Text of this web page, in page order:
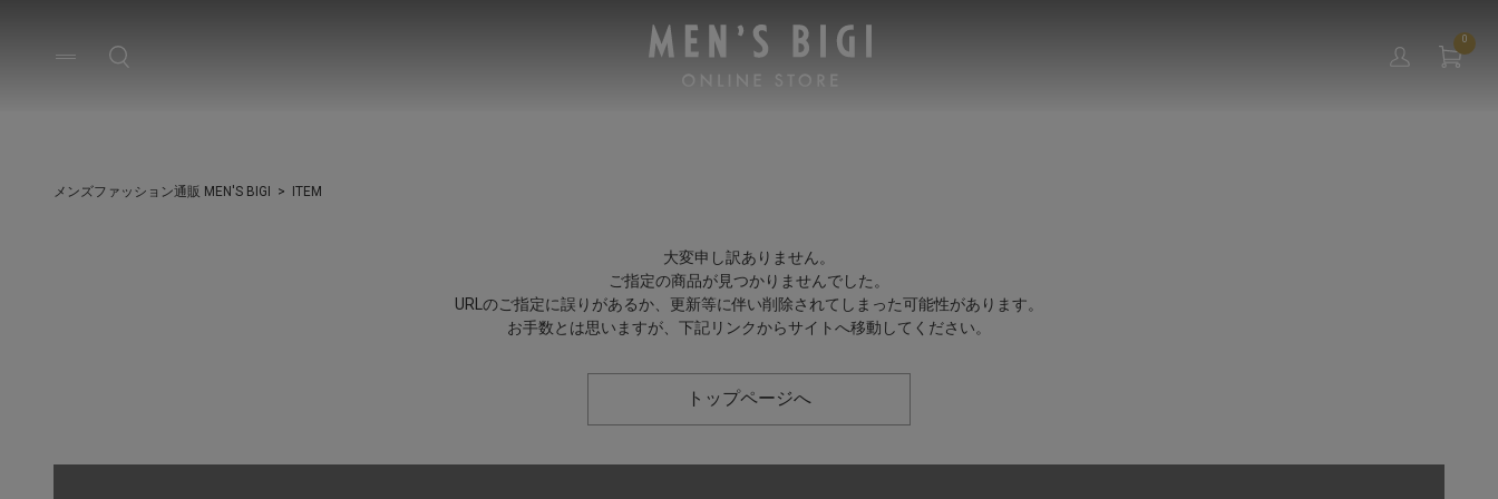
0
メンズファッション通販 MEN'S BIGI ITEM
大変申し訳ありません。
ご指定の商品が見つかりませんでした。
URLのご指定に誤りがあるか、更新等に伴い削除されてしまった可能性があります。
お手数とは思いますが、下記リンクからサイトへ移動してください。
トップページへ